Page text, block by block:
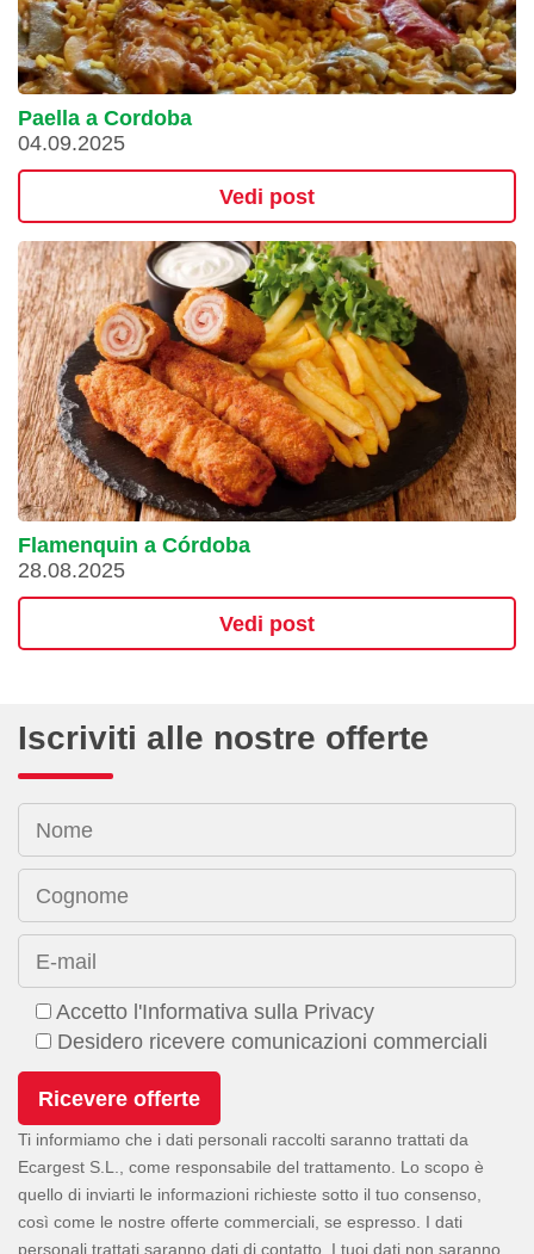
Paella a Cordoba
04.09.2025
Vedi post
Flamenquin a Córdoba
28.08.2025
Vedi post
Iscriviti alle nostre offerte
Nome
Cognome
E-mail
Accetto l'Informativa sulla Privacy
Desidero ricevere comunicazioni commerciali
Ti informiamo che i dati personali raccolti saranno trattati da
Ecargest S.L., come responsabile del trattamento. Lo scopo è
quello di inviarti le informazioni richieste sotto il tuo consenso,
così come le nostre offerte commerciali, se espresso. I dati
personali trattati saranno dati di contatto. I tuoi dati non saranno